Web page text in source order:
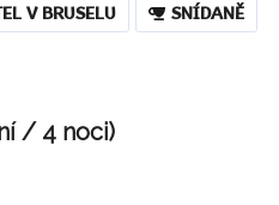
V BRUSELU SNÍDANĚ
/ 4 noci)